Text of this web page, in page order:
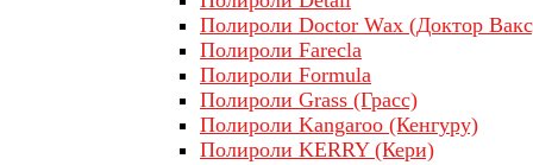
Полироли Doctor Wax (Доктор
Полироли Farecla
Полироли Formula
Полироли Grass (Грасс)
Полироли Kangaroo (Кенгуру)
Полироли KERRY (Кери)